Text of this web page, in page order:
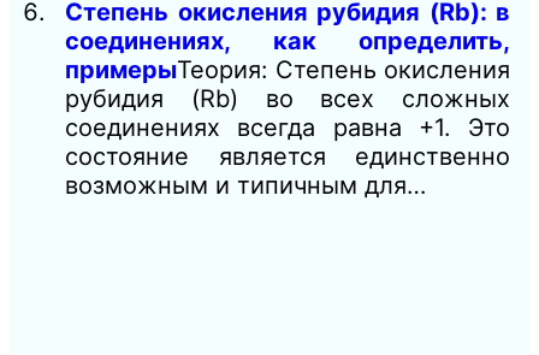
Степень окисления рубидия (Rb): в
соединениях, как определить,
примерыТеория: Степень окисления
рубидия (Rb) во всех сложных
соединениях всегда равна +1. Это
состояние является единственно
возможным и типичным для…